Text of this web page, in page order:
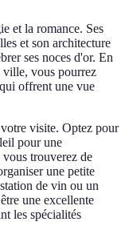
et la romance. Ses
et son architecture
ses noces d'or. En
ville, vous pourrez
offrent une vue
visite. Optez pour
pour une
trouverez de
une petite
de vin ou un
une excellente
les spécialités